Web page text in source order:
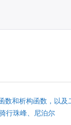
数和析构函数，以
行珠峰、尼泊尔